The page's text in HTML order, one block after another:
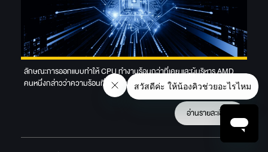
ลักษณะการออกแบบทำให้ CPU ทำงานร้อนกว่าที่เคย และผู้บริหาร AMD
คนหนึ่งกล่าวว่าความร้อนที่หนาแน่นภายในชิปยังไม่น่าจะลดลงในอนาคต
อ่านรายละเอียด